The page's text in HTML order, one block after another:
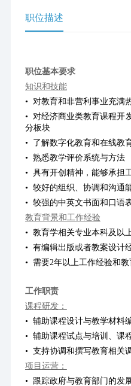
职位描述
职位基本要求
知识和技能
•  对教育和非营利事业充满
•  对经济商业类教育课程
分板块
•  了解数字化教育和在线教
•  熟悉教学评价系统与方法
•  具有开创精神，能够承担
•  较好的组织、协调和沟通
•  较强的中英文书面和口语
教育背景和工作经验
•  教育学相关专业本科及以
•  有编辑出版或者教案设计
•  需要2年以上工作经验和
工作职责
课程研发：
•  辅助课程设计与教学材料
•  辅助课程试点与培训、课
•  支持协调和撰写教育相关
项目运营：
•  跟踪政府与教育部门的发